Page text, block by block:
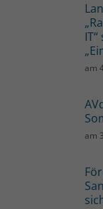
am
am